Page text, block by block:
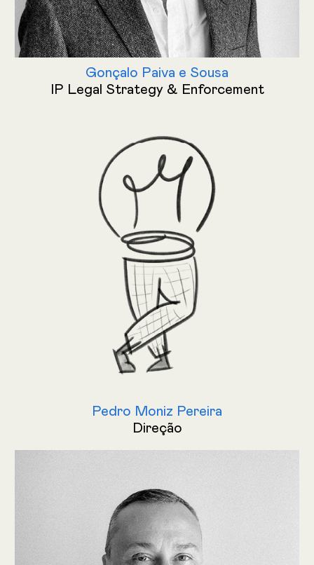
Gonçalo Paiva e Sousa
IP Legal Strategy & Enforcement
Pedro Moniz Pereira
Direção